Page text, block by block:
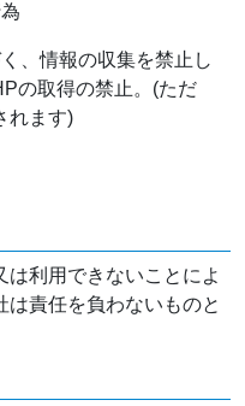
、情報の収集を禁止し
の取得の禁止。(ただ
れます)
は利用できないことによ
は責任を負わないものと